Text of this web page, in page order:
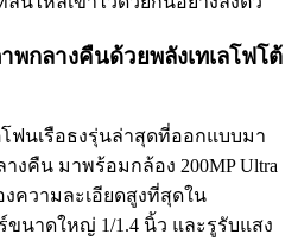
พกลางคืนด้วยพลังเทเลโฟโต้
โฟนเรือธงรุ่นล่าสุดที่ออกแบบมา
งคืน มาพร้อมกล้อง 200MP Ultra
งความละเอียดสูงที่สุดใน
นาดใหญ่ 1/1.4 นิ้ว และรูรับแสง